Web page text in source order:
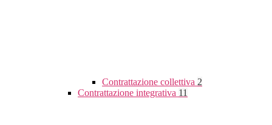
Contrattazione collettiva 2
Contrattazione integrativa 11